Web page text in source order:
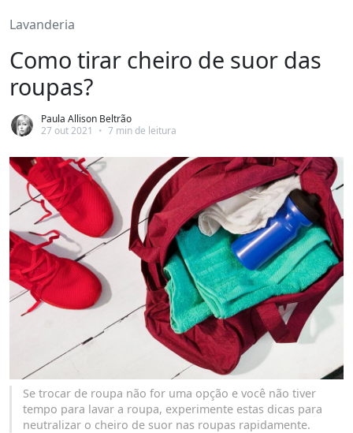
Lavanderia
Como tirar cheiro de suor das
roupas?
Paula Allison Beltrão
27 out 2021
• 7 min de leitura
Se trocar de roupa não for uma opção e você não tiver
tempo para lavar a roupa, experimente estas dicas para
neutralizar o cheiro de suor nas roupas rapidamente.